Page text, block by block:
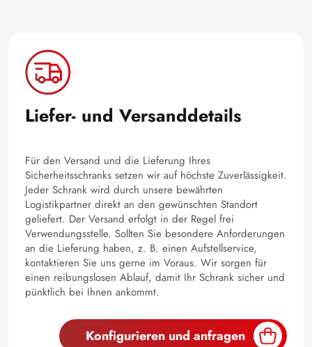
Liefer- und Versanddetails
Für den Versand und die Lieferung Ihres
Sicherheitsschranks setzen wir auf höchste Zuverlässigkeit.
Jeder Schrank wird durch unsere bewährten
Logistikpartner direkt an den gewünschten Standort
geliefert. Der Versand erfolgt in der Regel frei
Verwendungsstelle. Sollten Sie besondere Anforderungen
an die Lieferung haben, z. B. einen Aufstellservice,
kontaktieren Sie uns gerne im Voraus. Wir sorgen für
einen reibungslosen Ablauf, damit Ihr Schrank sicher und
pünktlich bei Ihnen ankommt.
Konfigurieren und anfragen